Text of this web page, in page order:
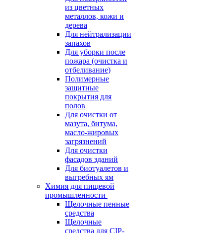
из цветных
металлов, кожи и
дерева
Для нейтрализации
запахов
Для уборки после
пожара (очистка и
отбеливание)
Полимерные
защитные
покрытия для
полов
Для очистки от
мазута, битума,
масло-жировых
загрязнений
Для очистки
фасадов зданий
Для биотуалетов и
выгребных ям
Химия для пищевой
промышленности
Щелочные пенные
средства
Щелочные
средства для CIP-